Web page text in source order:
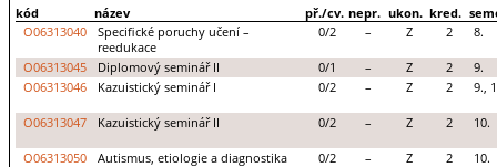
kód název př./cv. nepr. ukon. kred.
O06313040
Specifické poruchy učení –
reedukace
0/2 – Z 2 8.
O06313045 Diplomový seminář II 0/1 – Z 2
9.
O06313046
Kazuistický seminář I 0/2 – Z 2 9.,
O06313047 Kazuistický seminář II 0/2 – Z 2 10.
O06313050 Autismus, etiologie a diagnostika 0/2 – Z 2
10.